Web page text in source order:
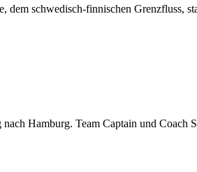
schwedisch-finnischen Grenzfluss,
Hamburg. Team Captain und Coach